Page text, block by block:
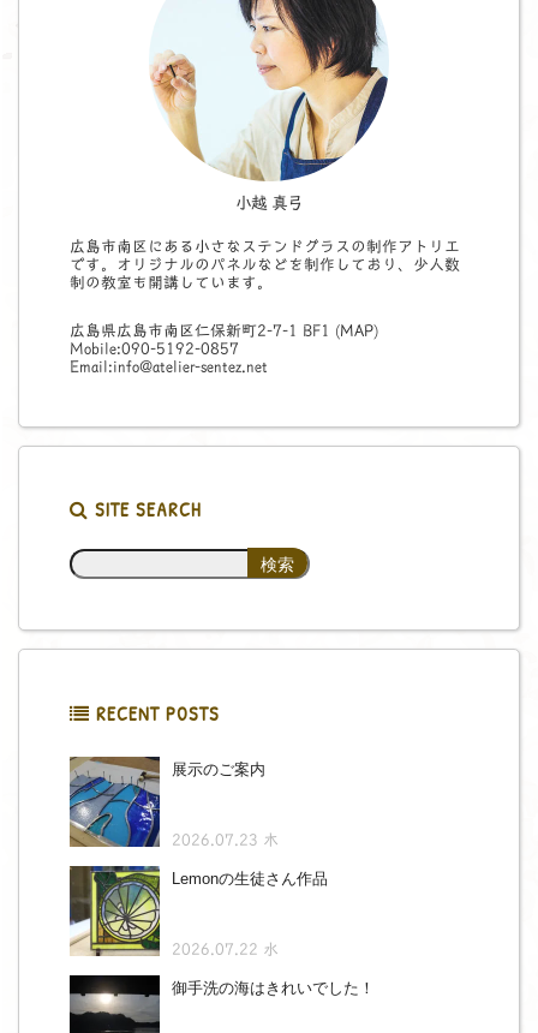
小越 真弓
広島市南区にある小さなステンドグラスの制作アトリエ
です。オリジナルのパネルなどを制作しており、少人数
制の教室も開講しています。
広島県広島市南区仁保新町2-7-1 BF1 (MAP)
Mobile:090-5192-0857
Email:info@atelier-sentez.net
SITE SEARCH
RECENT POSTS
展示のご案内
2026.07.23 木
Lemonの生徒さん作品
2026.07.22 水
御手洗の海はきれいでした！